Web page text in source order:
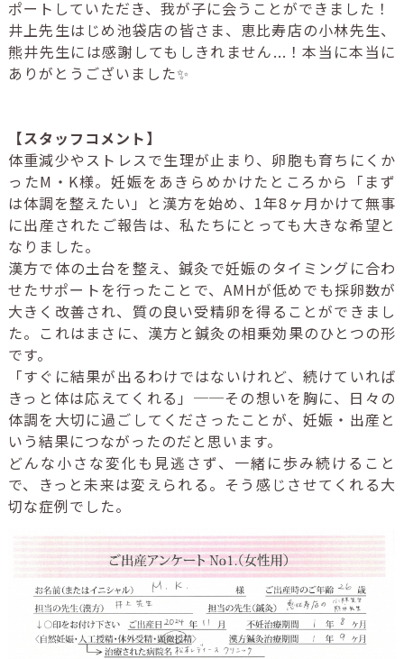
ポートしていただき、我が子に会うことができました！
井上先生はじめ池袋店の皆さま、恵比寿店の小林先生、
熊井先生には感謝してもしきれません...！本当に本当に
ありがとうございました✨
【スタッフコメント】
体重減少やストレスで生理が止まり、卵胞も育ちにくか
ったM・K様。妊娠をあきらめかけたところから「まず
は体調を整えたい」と漢方を始め、1年8ヶ月かけて無事
に出産されたご報告は、私たちにとっても大きな希望と
なりました。
漢方で体の土台を整え、鍼灸で妊娠のタイミングに合わ
せたサポートを行ったことで、AMHが低めでも採卵数が
大きく改善され、質の良い受精卵を得ることができまし
た。これはまさに、漢方と鍼灸の相乗効果のひとつの形
です。
「すぐに結果が出るわけではないけれど、続けていれば
きっと体は応えてくれる」──その想いを胸に、日々の
体調を大切に過ごしてくださったことが、妊娠・出産と
いう結果につながったのだと思います。
どんな小さな変化も見逃さず、一緒に歩み続けること
で、きっと未来は変えられる。そう感じさせてくれる大
切な症例でした。